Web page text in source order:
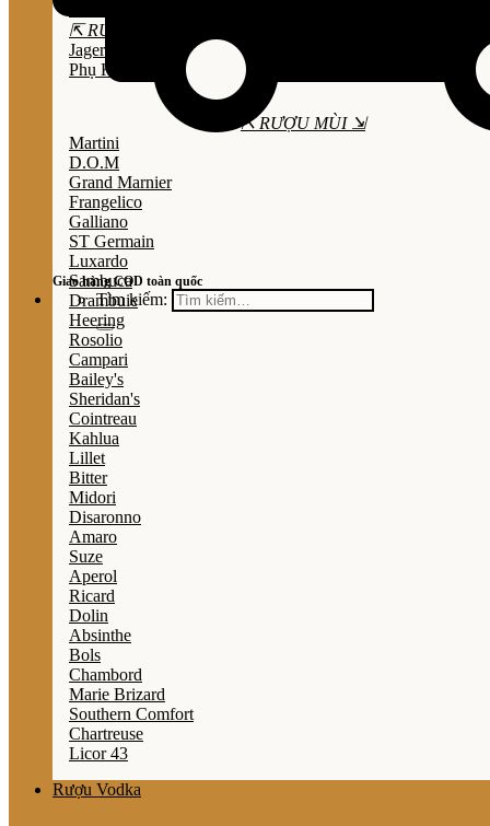
Giao hàng COD toàn quốc
Tìm kiếm:
⇱ RƯỢU THẢO MỘC ⇲
Jagermeister
Phụ Kiện
⇱ RƯỢU MÙI ⇲
Martini
D.O.M
Grand Marnier
Frangelico
Galliano
ST Germain
Luxardo
Sambuca
Drambuie
Heering
Rosolio
Campari
Bailey's
Sheridan's
Cointreau
Kahlua
Lillet
Bitter
Midori
Disaronno
Amaro
Suze
Aperol
Ricard
Dolin
Absinthe
Bols
Chambord
Marie Brizard
Southern Comfort
Chartreuse
Licor 43
Rượu Vodka